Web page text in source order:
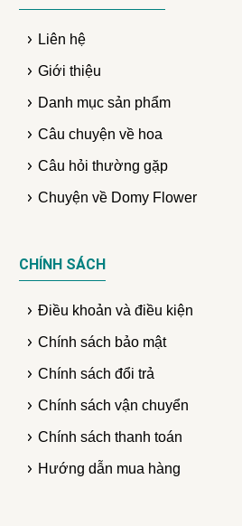
Liên hệ
Giới thiệu
Danh mục sản phẩm
Câu chuyện về hoa
Câu hỏi thường gặp
Chuyện về Domy Flower
CHÍNH SÁCH
Điều khoản và điều kiện
Chính sách bảo mật
Chính sách đổi trả
Chính sách vận chuyển
Chính sách thanh toán
Hướng dẫn mua hàng